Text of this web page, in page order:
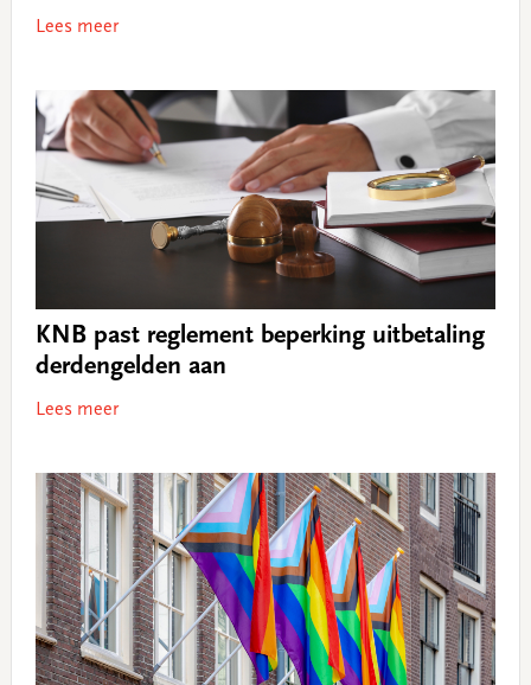
Lees meer
KNB past reglement beperking uitbetaling
derdengelden aan
Lees meer